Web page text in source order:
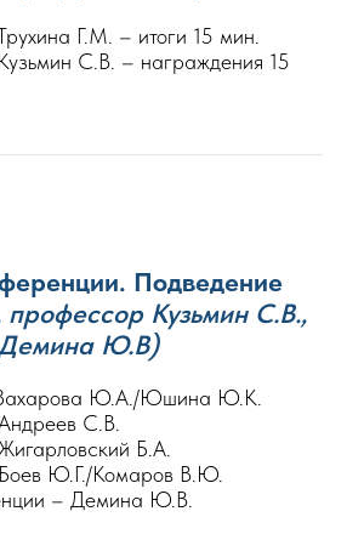
Г.М. – итоги 15 мин.
С.В. – награждения 15
Подведение
профессор Кузьмин С.В.,
Демина Ю.В)
Захарова Ю.А./Юшина Ю.К.
С.В.
Б.А.
Ю.Г./Комаров В.Ю.
– Демина Ю.В.